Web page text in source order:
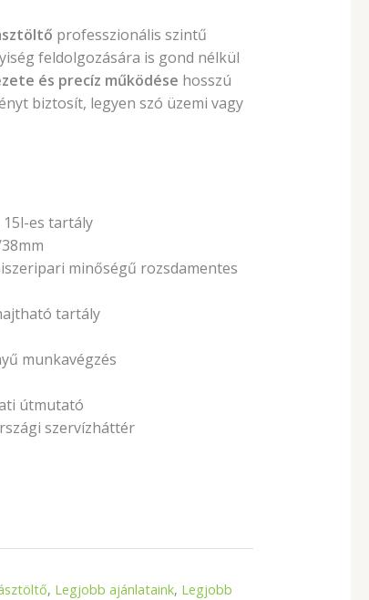
professzionális szintű
feldolgozására is gond nélkül
és precíz működése hosszú
biztosít, legyen szó üzemi vagy
15l-es tartály
minőségű rozsdamentes
tartály
munkavégzés
útmutató
szervízháttér
, Legjobb ajánlataink, Legjobb